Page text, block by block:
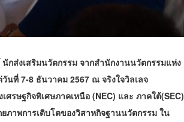
กส่งเสริมนวัตกรรม จากสำนักงานนวัตกรรมแห่ง
นที่ 7-8 ธันวาคม 2567 ณ จริงใจวิลเลจ
รษฐกิจพิเศษภาคเหนือ (NEC) และ ภาคใต้(SEC)
าพการเติบโตของวิสาหกิจฐานนวัตกรรม ใน